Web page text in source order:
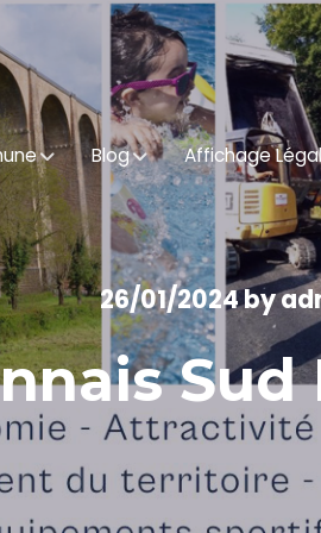
Blog Affichage
26/01/2024by